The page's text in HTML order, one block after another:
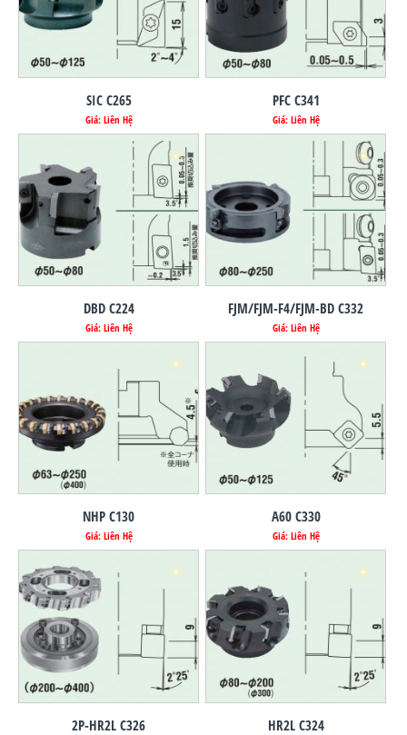
SIC C265
Giá: Liên Hệ
PFC C341
Giá: Liên Hệ
DBD C224
Giá: Liên Hệ
FJM/FJM-F4/FJM-BD C332
Giá: Liên Hệ
NHP C130
Giá: Liên Hệ
A60 C330
Giá: Liên Hệ
2P-HR2L C326 HR2L C324